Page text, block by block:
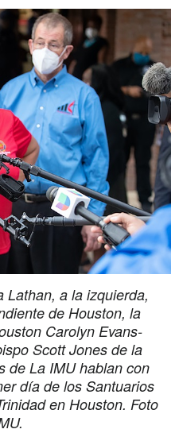
Lathan, a la izquierda,
de Houston, la
Carolyn Evans-
Scott Jones de la
de La IMU hablan con
día de los Santuarios
en Houston. Foto